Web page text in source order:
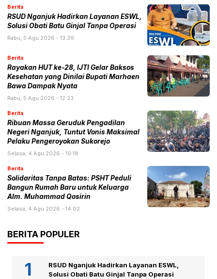
Berita
RSUD Nganjuk Hadirkan Layanan ESWL,
Solusi Obati Batu Ginjal Tanpa Operasi
Rabu, 5 Agu 2026 - 13:39
Berita
Rayakan HUT ke-28, IJTI Gelar Baksos
Kesehatan yang Dinilai Bupati Marhaen
Bawa Dampak Nyata
Rabu, 5 Agu 2026 - 12:23
Berita
Ribuan Massa Geruduk Pengadilan
Negeri Nganjuk, Tuntut Vonis Maksimal
Pelaku Pengeroyokan Sukorejo
Selasa, 4 Agu 2026 - 19:18
Berita
Solidaritas Tanpa Batas: PSHT Peduli
Bangun Rumah Baru untuk Keluarga
Alm. Muhammad Qosirin
Selasa, 4 Agu 2026 - 14:02
BERITA POPULER
RSUD Nganjuk Hadirkan Layanan ESWL,
Solusi Obati Batu Ginjal Tanpa Operasi